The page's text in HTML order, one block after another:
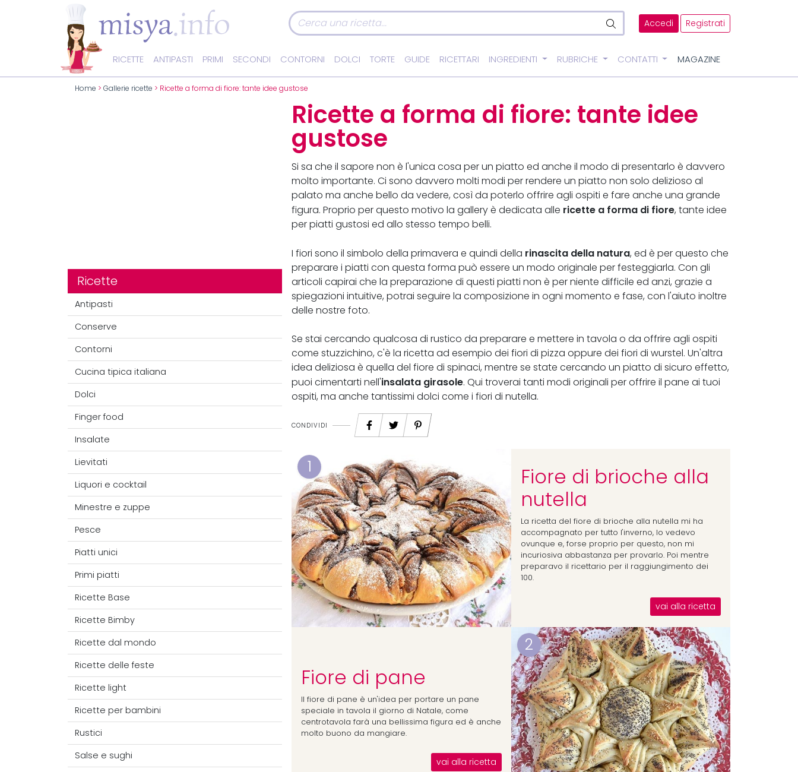
Accedi Registrati
RICETTE ANTIPASTI PRIMI SECONDI CONTORNI DOLCI TORTE GUIDE RICETTARI INGREDIENTI RUBRICHE CONTATTI MAGAZINE
Home > Gallerie ricette > Ricette a forma di fiore: tante idee gustose
Ricette
Antipasti
Conserve
Contorni
Cucina tipica italiana
Dolci
Finger food
Insalate
Lievitati
Liquori e cocktail
Minestre e zuppe
Pesce
Piatti unici
Primi piatti
Ricette Base
Ricette Bimby
Ricette dal mondo
Ricette delle feste
Ricette light
Ricette per bambini
Rustici
Salse e sughi
Ricette a forma di fiore: tante idee
gustose
Si sa che il sapore non è l'unica cosa per un piatto ed anche il modo di presentarlo è davvero
molto importante. Ci sono davvero molti modi per rendere un piatto non solo delizioso al
palato ma anche bello da vedere, così da poterlo offrire agli ospiti e fare anche una grande
figura. Proprio per questo motivo la gallery è dedicata alle ricette a forma di fiore, tante idee
per piatti gustosi ed allo stesso tempo belli.
I fiori sono il simbolo della primavera e quindi della rinascita della natura, ed è per questo che
preparare i piatti con questa forma può essere un modo originale per festeggiarla. Con gli
articoli capirai che la preparazione di questi piatti non è per niente difficile ed anzi, grazie a
spiegazioni intuitive, potrai seguire la composizione in ogni momento e fase, con l'aiuto inoltre
delle nostre foto.
Se stai cercando qualcosa di rustico da preparare e mettere in tavola o da offrire agli ospiti
come stuzzichino, c'è la ricetta ad esempio dei fiori di pizza oppure dei fiori di wurstel. Un'altra
idea deliziosa è quella del fiore di spinaci, mentre se state cercando un piatto di sicuro effetto,
puoi cimentarti nell'insalata girasole. Qui troverai tanti modi originali per offrire il pane ai tuoi
ospiti, ma anche tantissimi dolci come i fiori di nutella.
CONDIVIDI
1
Fiore di brioche alla
nutella
La ricetta del fiore di brioche alla nutella mi ha
accompagnato per tutto l'inverno, lo vedevo
ovunque e, forse proprio per questo, non mi
incuriosiva abbastanza per provarlo. Poi mentre
preparavo il ricettario per il raggiungimento dei
100.
vai alla ricetta
2
Fiore di pane
Il fiore di pane è un'idea per portare un pane
speciale in tavola il giorno di Natale, come
centrotavola farà una bellissima figura ed è anche
molto buono da mangiare.
vai alla ricetta